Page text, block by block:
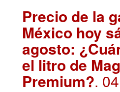
Precio de la
México hoy
agosto:
el litro de
Premium?.